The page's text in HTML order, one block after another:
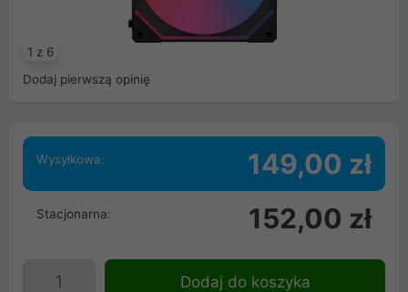
1 z 6
Dodaj pierwszą opinię
Wysyłkowa: 149,00 zł
Stacjonarna: 152,00 zł
Dodaj do koszyka